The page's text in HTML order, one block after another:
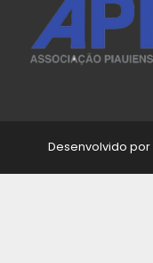
Desenvolvido por